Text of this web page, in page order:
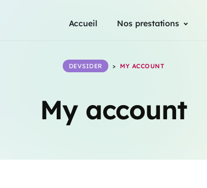
Accueil Nos prestations
My account
DEVSIDER > MY ACCOUNT